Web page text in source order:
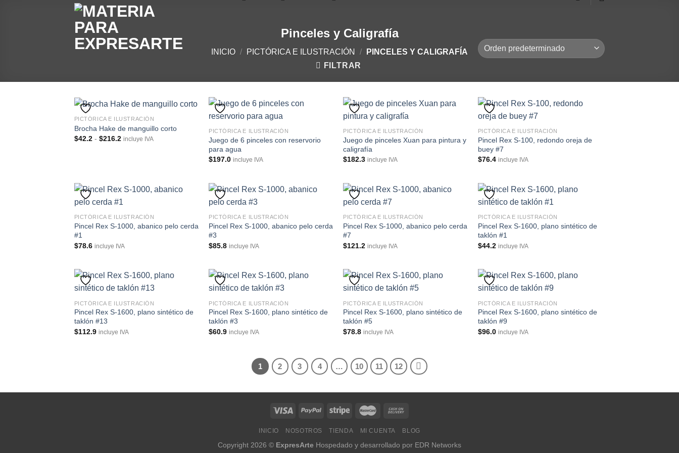
Pinceles y Caligrafía
INICIO / PICTÓRICA E ILUSTRACIÓN /
PINCELES Y CALIGRAFÍA
FILTRAR
PICTÓRICA E ILUSTRACIÓN
Brocha Hake de manguillo corto
$42.2 - $216.2Rango
incluye IVA
PICTÓRICA E ILUSTRACIÓN
Juego de 6 pinceles con reservorio
para agua
$197.0 incluye IVA
PICTÓRICA E ILUSTRACIÓN
Juego de pinceles Xuan para pintura y
caligrafía
$182.3 incluye IVA
PICTÓRICA E ILUSTRACIÓN
Pincel Rex S-100, redondo oreja de
buey #7
$76.4 incluye IVA
PICTÓRICA E ILUSTRACIÓN
Pincel Rex S-1000, abanico pelo cerda
#1
$78.6 incluye IVA
PICTÓRICA E ILUSTRACIÓN
Pincel Rex S-1000, abanico pelo cerda
#3
$85.8 incluye IVA
PICTÓRICA E ILUSTRACIÓN
Pincel Rex S-1000, abanico pelo cerda
#7
$121.2 incluye IVA
PICTÓRICA E ILUSTRACIÓN
Pincel Rex S-1600, plano sintético de
taklón #1
$44.2 incluye IVA
PICTÓRICA E ILUSTRACIÓN
Pincel Rex S-1600, plano sintético de
taklón #13
$112.9 incluye IVA
PICTÓRICA E ILUSTRACIÓN
Pincel Rex S-1600, plano sintético de
taklón #3
$60.9 incluye IVA
PICTÓRICA E ILUSTRACIÓN
Pincel Rex S-1600, plano sintético de
taklón #5
$78.8 incluye IVA
PICTÓRICA E ILUSTRACIÓN
Pincel Rex S-1600, plano sintético de
taklón #9
$96.0 incluye IVA
1 2 3 4 … 10 11 12
INICIO NOSOTROS TIENDA MI CUENTA BLOG
Copyright 2026 © ExpresArte Hospedado y desarrollado por EDR Networks